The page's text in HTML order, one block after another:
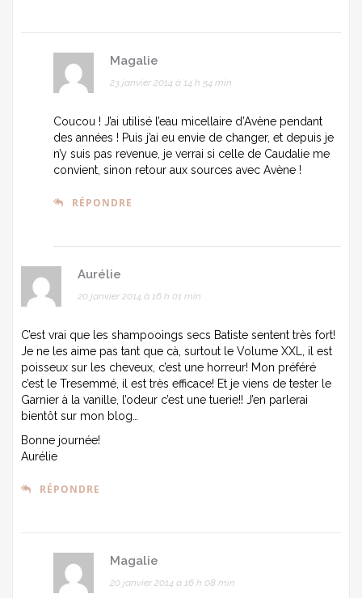
Magalie
23 janvier 2014 à 14 h 54 min
Coucou ! J’ai utilisé l’eau micellaire d’Avène pendant
des années ! Puis j’ai eu envie de changer, et depuis je
n’y suis pas revenue, je verrai si celle de Caudalie me
convient, sinon retour aux sources avec Avène !
RÉPONDRE
Aurélie
20 janvier 2014 à 16 h 01 min
C’est vrai que les shampooings secs Batiste sentent très fort!
Je ne les aime pas tant que cà, surtout le Volume XXL, il est
poisseux sur les cheveux, c’est une horreur! Mon préféré
c’est le Tresemmé, il est très efficace! Et je viens de tester le
Garnier à la vanille, l’odeur c’est une tuerie!! J’en parlerai
bientôt sur mon blog…
Bonne journée!
Aurélie
RÉPONDRE
Magalie
20 janvier 2014 à 16 h 08 min